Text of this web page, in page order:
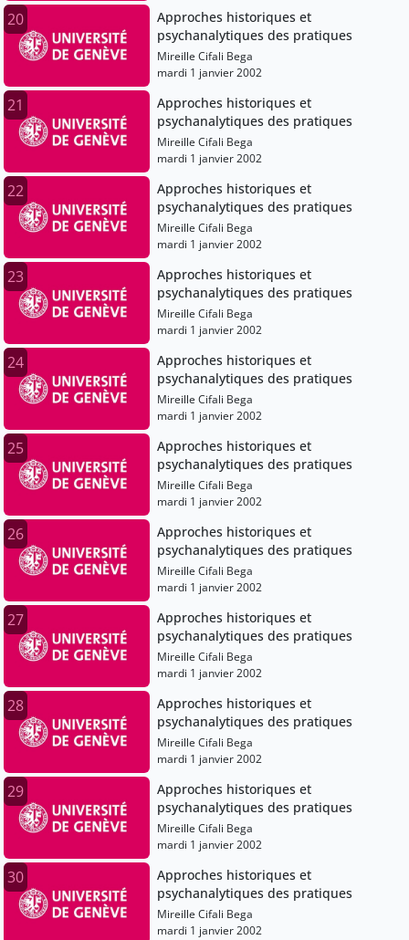
20
Approches historiques et
psychanalytiques des pratiques
Mireille Cifali Bega
mardi 1 janvier 2002
21
Approches historiques et
psychanalytiques des pratiques
Mireille Cifali Bega
mardi 1 janvier 2002
22
Approches historiques et
psychanalytiques des pratiques
Mireille Cifali Bega
mardi 1 janvier 2002
23
Approches historiques et
psychanalytiques des pratiques
Mireille Cifali Bega
mardi 1 janvier 2002
24
Approches historiques et
psychanalytiques des pratiques
Mireille Cifali Bega
mardi 1 janvier 2002
25
Approches historiques et
psychanalytiques des pratiques
Mireille Cifali Bega
mardi 1 janvier 2002
26
Approches historiques et
psychanalytiques des pratiques
Mireille Cifali Bega
mardi 1 janvier 2002
27
Approches historiques et
psychanalytiques des pratiques
Mireille Cifali Bega
mardi 1 janvier 2002
28
Approches historiques et
psychanalytiques des pratiques
Mireille Cifali Bega
mardi 1 janvier 2002
29
Approches historiques et
psychanalytiques des pratiques
Mireille Cifali Bega
mardi 1 janvier 2002
30
Approches historiques et
psychanalytiques des pratiques
Mireille Cifali Bega
mardi 1 janvier 2002